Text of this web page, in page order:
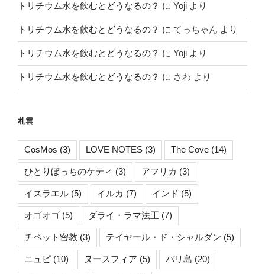
トリチウム水を飲むとどうなるの？ に Yoji より
トリチウム水を飲むとどうなるの？ に てっちゃん より
トリチウム水を飲むとどうなるの？ に Yoji より
トリチウム水を飲むとどうなるの？ に さわ より
札雲
CosMos (3) LOVE NOTES (3) The Cove (14)
ひとりぼっちのケティ (3) アフリカ (3)
イスラエル (5) イルカ (7) インド (5)
オゴオゴ (5) ダライ・ラマ法王 (7)
チベット密教 (3) テイヤール・ド・シャルダン (5)
ニュピ (10) ヌースフィア (5) バリ島 (20)